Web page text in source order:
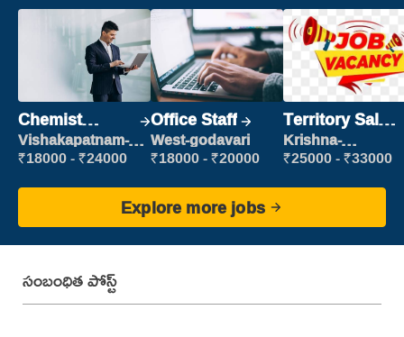
Chemist
Production
Executive
Vishakapatnam-
new
₹18000 - ₹24000
Office Staff
West-godavari
₹18000 - ₹20000
Territory Sales
Manager
Krishna-
vijayawada
₹25000 - ₹33000
Explore more jobs
సంబంధిత పోస్ట్